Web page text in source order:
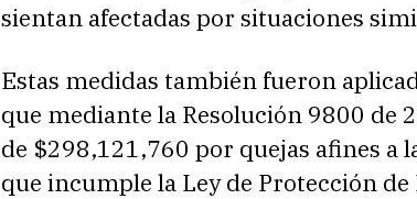
sientan afectadas por situaciones
Estas medidas también fueron
que mediante la Resolución 9800 de
de $298,121,760 por quejas afines a
que incumple la Ley de Protección de